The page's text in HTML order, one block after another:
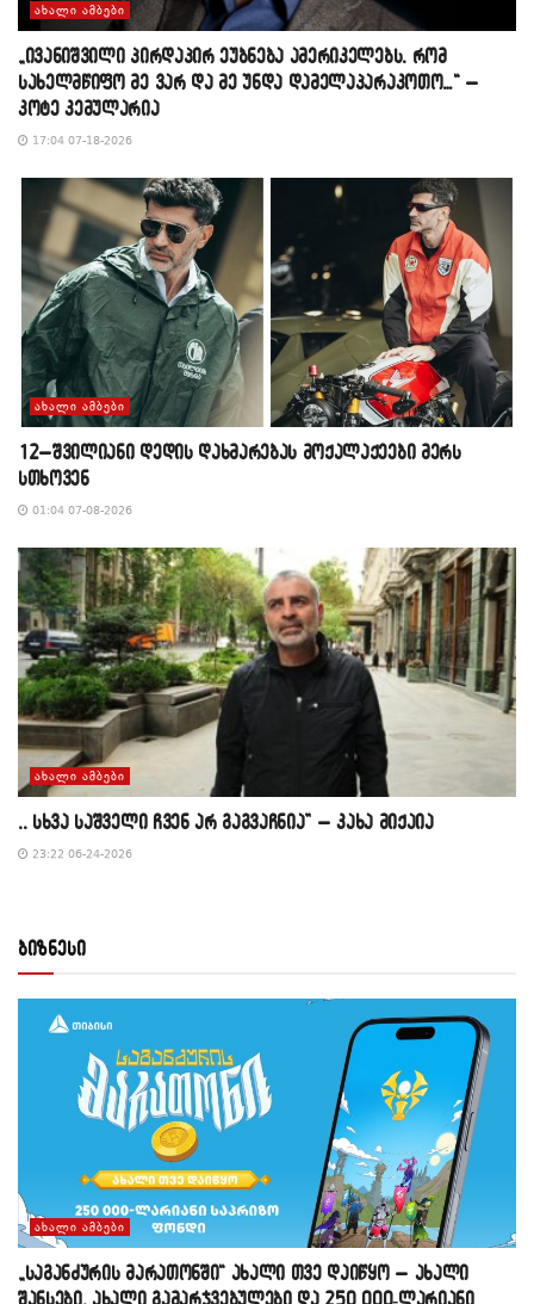
ᲐᲮᲐᲚᲘ ᲐᲛᲑᲔᲑᲘ
„ივანიშვილი პირდაპირ ეუბნება ამერიკელებს, რომ
სახელმწიფო მე ვარ და მე უნდა დამელაპარაკოთო…“ –
კოტე კემულარია
17:04 07-18-2026
ᲐᲮᲐᲚᲘ ᲐᲛᲑᲔᲑᲘ
12–შვილიანი დედის დახმარებას მოქალაქეები მერს
სთხოვენ
01:04 07-08-2026
ᲐᲮᲐᲚᲘ ᲐᲛᲑᲔᲑᲘ
,, სხვა საშველი ჩვენ არ გაგვაჩნია” – კახა მიქაია
23:22 06-24-2026
ბიზნესი
ᲐᲮᲐᲚᲘ ᲐᲛᲑᲔᲑᲘ
„საგანძურის მარათონში“ ახალი თვე დაიწყო – ახალი
შანსები, ახალი გამარჯვებულები და 250 000-ლარიანი